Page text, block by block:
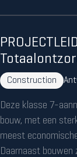
Construction
Deze klasse 7-
bouw, met een
meest
Daarnaast